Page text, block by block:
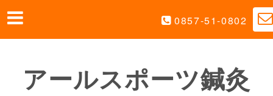
0857-51-0802
アールスポーツ鍼灸